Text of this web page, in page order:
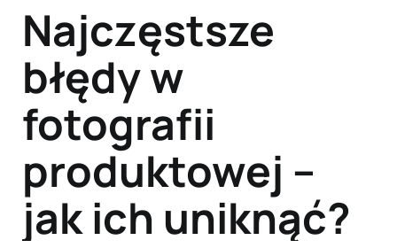
Najczęstsze
błędy w
fotografii
produktowej –
jak ich uniknąć?